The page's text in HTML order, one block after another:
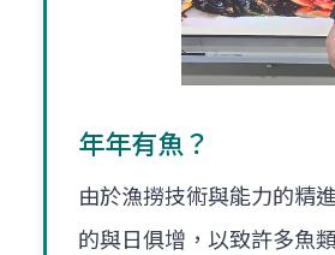
年年有魚？
由於漁撈技術與能力的精
的與日俱增，以致許多魚